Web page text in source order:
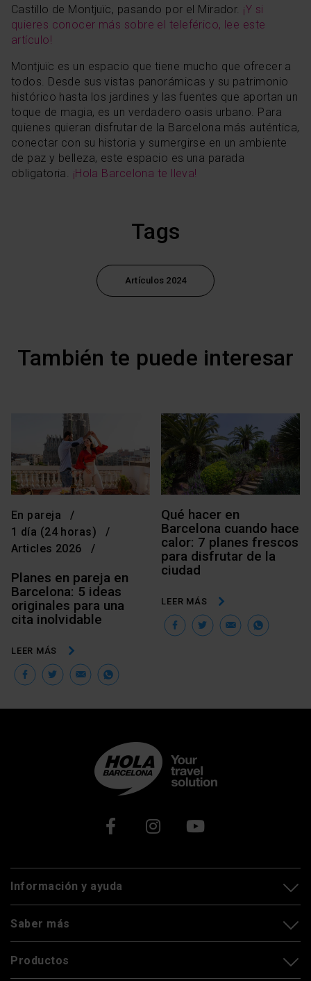
En cualquier momento de la navegación en esta web,
podrás modificar tu selección de cookies seleccionando
la opción “Gestor de cookies”, que encontrarás en el
Castillo de Montjuïc, pasando por el Mirador. ¡Y si
quieres conocer más sobre el teleférico, lee este
artículo!
Montjuïc es un espacio que tiene mucho que ofrecer a
todos. Desde sus vistas panorámicas y su patrimonio
histórico hasta los jardines y las fuentes que aportan un
toque de magia, es un verdadero oasis urbano. Para
quienes quieran disfrutar de la Barcelona más auténtica,
conectar con su historia y sumergirse en un ambiente
de paz y belleza, este espacio es una parada
obligatoria. ¡Hola Barcelona te lleva!
Tags
Artículos 2024
También te puede interesar
En pareja
1 día (24 horas)
Articles 2026
Planes en pareja en
Barcelona: 5 ideas
originales para una
cita inolvidable
LEER MÁS
Facebook
Twitter
Email
Qué hacer en
Barcelona cuando hace
calor: 7 planes frescos
para disfrutar de la
ciudad
LEER MÁS
Facebook
Twitter
Email
Xarxes socials
Información y ayuda
Saber más
Productos